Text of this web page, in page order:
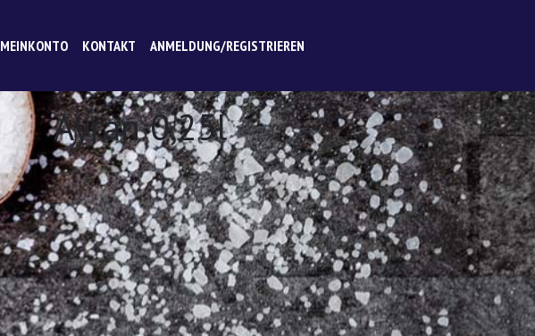
MEINKONTO KONTAKT ANMELDUNG/REGISTRIEREN
Ayran 0,25l